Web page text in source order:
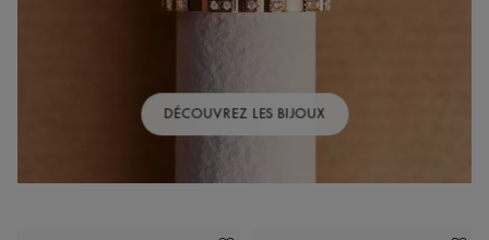
DÉCOUVREZ LES BIJOUX